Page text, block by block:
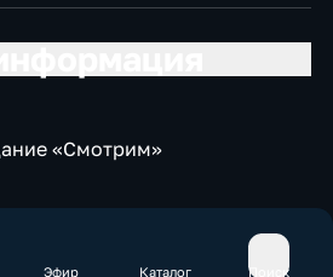
Эфир Каталог Поиск
«Смотрим»